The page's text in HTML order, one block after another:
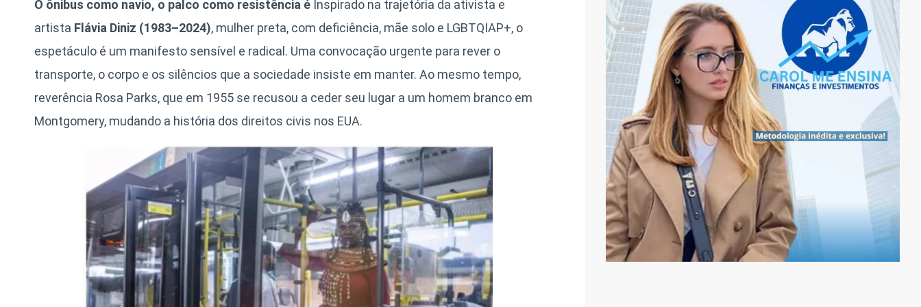
O ônibus como navio, o palco como resistência é Inspirado na trajetória da ativista e
artista Flávia Diniz (1983–2024), mulher preta, com deficiência, mãe solo e LGBTQIAP+, o
espetáculo é um manifesto sensível e radical. Uma convocação urgente para rever o
transporte, o corpo e os silêncios que a sociedade insiste em manter. Ao mesmo tempo,
reverência Rosa Parks, que em 1955 se recusou a ceder seu lugar a um homem branco em
Montgomery, mudando a história dos direitos civis nos EUA.